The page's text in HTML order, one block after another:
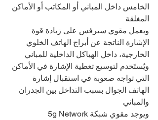
الخامس داخل المباني أو المكاتب أو الأماكن
المغلقة
ويعمل مقوي سيرفس على زيادة قوة
الإشارة الناتجة عن أبراج الهاتف الخلوي
الخارجية، داخل الهياكل الداخلية للمباني
ويُستَخدم لتوسيع تغطية الإشارة في الأماكن
التي تواجه صعوبة في استقبال إشارة
الهاتف الجوال بسبب التداخل بين الجدران
والمباني
ويوجد مقوي شبكة5g Network